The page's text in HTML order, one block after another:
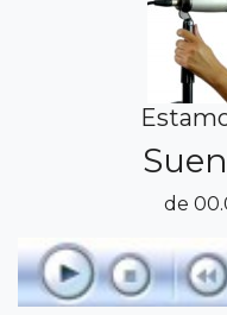
de